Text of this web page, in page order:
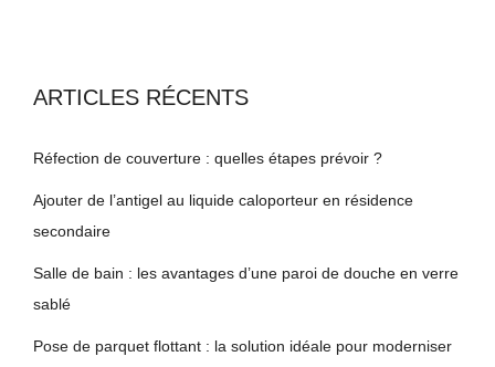
ARTICLES RÉCENTS
Réfection de couverture : quelles étapes prévoir ?
Ajouter de l’antigel au liquide caloporteur en résidence
secondaire
Salle de bain : les avantages d’une paroi de douche en verre
sablé
Pose de parquet flottant : la solution idéale pour moderniser